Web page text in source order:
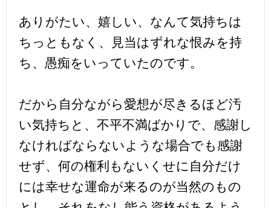
ありがたい、嬉しい、なんて気持ちは
ちっともなく、見当はずれな恨みを持
ち、愚痴をいっていたのです。
だから自分ながら愛想が尽きるほど汚
い気持ちと、不平不満ばかりで、感謝し
なければならないような場合でも感謝
せず、何の権利もないくせに自分だけ
には幸せな運命が来るのが当然のもの